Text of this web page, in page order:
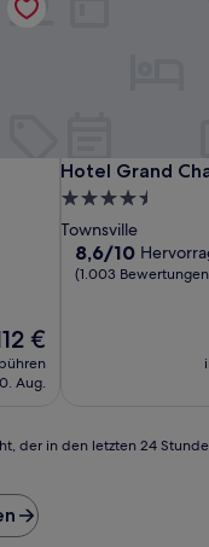
€
Aug.
Hotel Grand
Hotel Grand
4.5-
Sterne-
Unterkunft
Townsville
8.6
von
8,6/10
(1.003
der in den letzten 24